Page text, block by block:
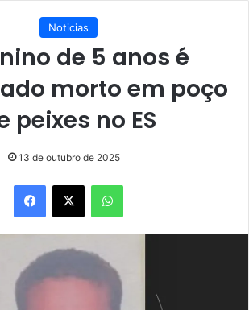
Noticias
de 5 anos é
morto em poço
peixes no ES
13 de outubro de 2025
Facebook
X WhatsApp